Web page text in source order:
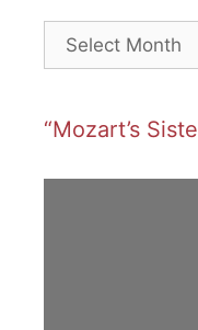
Archives
“Mozart’s